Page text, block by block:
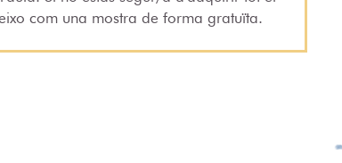
com una mostra de forma gratuïta.